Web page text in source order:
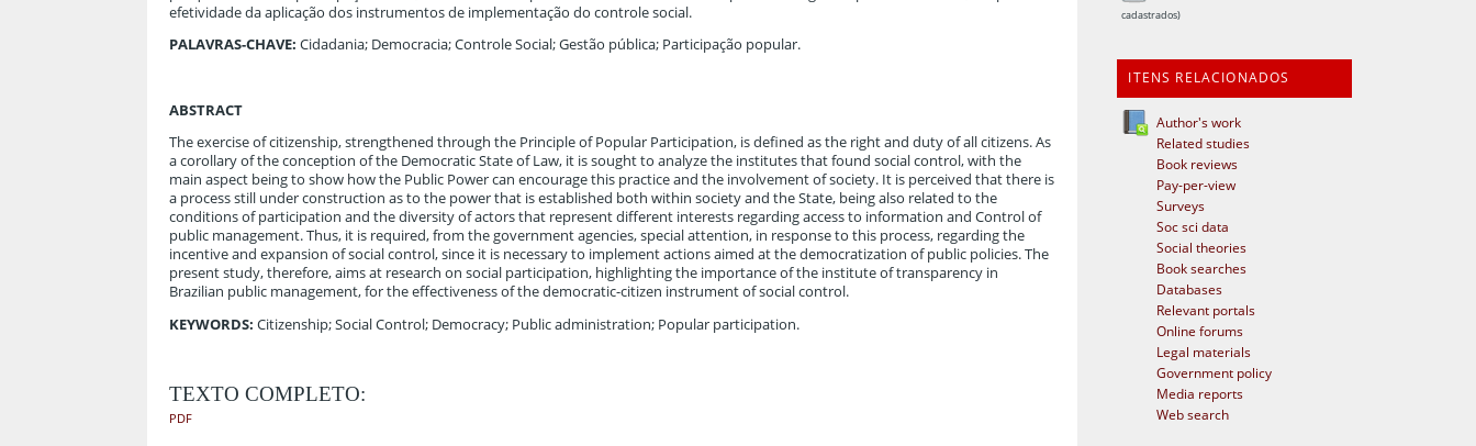
cadastrados)
ITENS RELACIONADOS
Author's work
Related studies
Book reviews
Pay-per-view
Surveys
Soc sci data
Social theories
Book searches
Databases
Relevant portals
Online forums
Legal materials
Government policy
Media reports
Web search
efetividade da aplicação dos instrumentos de implementação do controle social.
PALAVRAS-CHAVE:Cidadania; Democracia; Controle Social; Gestão pública; Participação popular.
ABSTRACT
The exercise of citizenship, strengthened through the Principle of Popular Participation, is defined as the right and duty of all citizens. As
a corollary of the conception of the Democratic State of Law, it is sought to analyze the institutes that found social control, with the
main aspect being to show how the Public Power can encourage this practice and the involvement of society. It is perceived that there is
a process still under construction as to the power that is established both within society and the State, being also related to the
conditions of participation and the diversity of actors that represent different interests regarding access to information and Control of
public management. Thus, it is required, from the government agencies, special attention, in response to this process, regarding the
incentive and expansion of social control, since it is necessary to implement actions aimed at the democratization of public policies. The
present study, therefore, aims at research on social participation, highlighting the importance of the institute of transparency in
Brazilian public management, for the effectiveness of the democratic-citizen instrument of social control.
KEYWORDS: Citizenship; Social Control; Democracy; Public administration; Popular participation.
TEXTO COMPLETO:
PDF